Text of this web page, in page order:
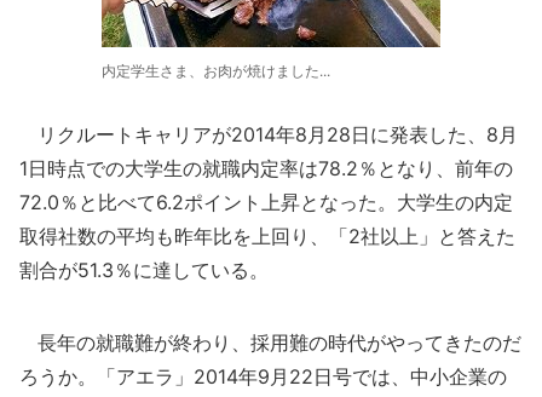
内定学生さま、お肉が焼けました...
リクルートキャリアが2014年8月28日に発表した、8月
1日時点での大学生の就職内定率は78.2％となり、前年の
72.0％と比べて6.2ポイント上昇となった。大学生の内定
取得社数の平均も昨年比を上回り、「2社以上」と答えた
割合が51.3％に達している。
長年の就職難が終わり、採用難の時代がやってきたのだ
ろうか。「アエラ」2014年9月22日号では、中小企業の